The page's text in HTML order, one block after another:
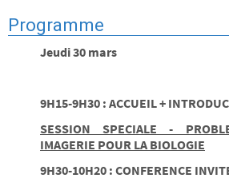
Programme
Jeudi 30 mars
9H15-9H30 : ACCUEIL +
SESSION SPECIALE -
IMAGERIE POUR LA BIOLOGIE
9H30-10H20 : CONFERENCE